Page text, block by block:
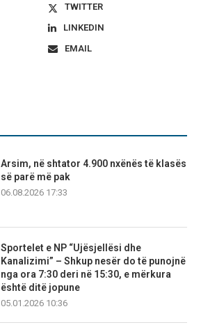
TWITTER
LINKEDIN
EMAIL
Arsim, në shtator 4.900 nxënës të klasës
së parë më pak
06.08.2026 17:33
Sportelet e NP “Ujësjellësi dhe
Kanalizimi” – Shkup nesër do të punojnë
nga ora 7:30 deri në 15:30, e mërkura
është ditë jopune
05.01.2026 10:36